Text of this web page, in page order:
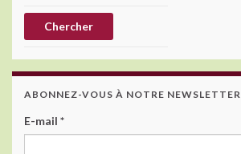
ABONNEZ-VOUS À NOTRE NEWSLETTER
E-mail *